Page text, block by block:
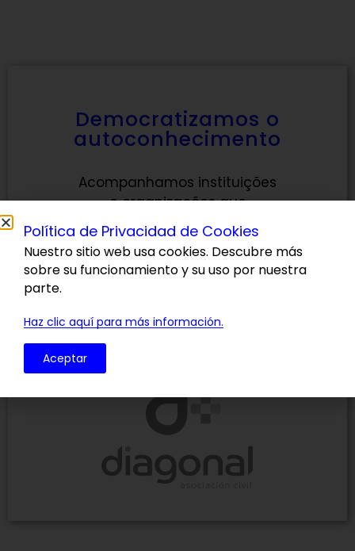
Democratizamos o
autoconhecimento
Acompanhamos instituições
e organizações que
trabalham para garantir a
empregabilidade das
pessoas em entornos de
trabalho respeitosos e
Política de Privacidad de Cookies
Nuestro sitio web usa cookies. Descubre más
sobre su funcionamiento y su uso por nuestra
parte.
Haz clic aquí para más información.
Aceptar